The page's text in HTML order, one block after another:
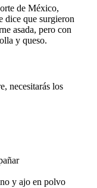
de México,
dice que surgieron
asada, pero con
y queso.
necesitarás los
y ajo en polvo